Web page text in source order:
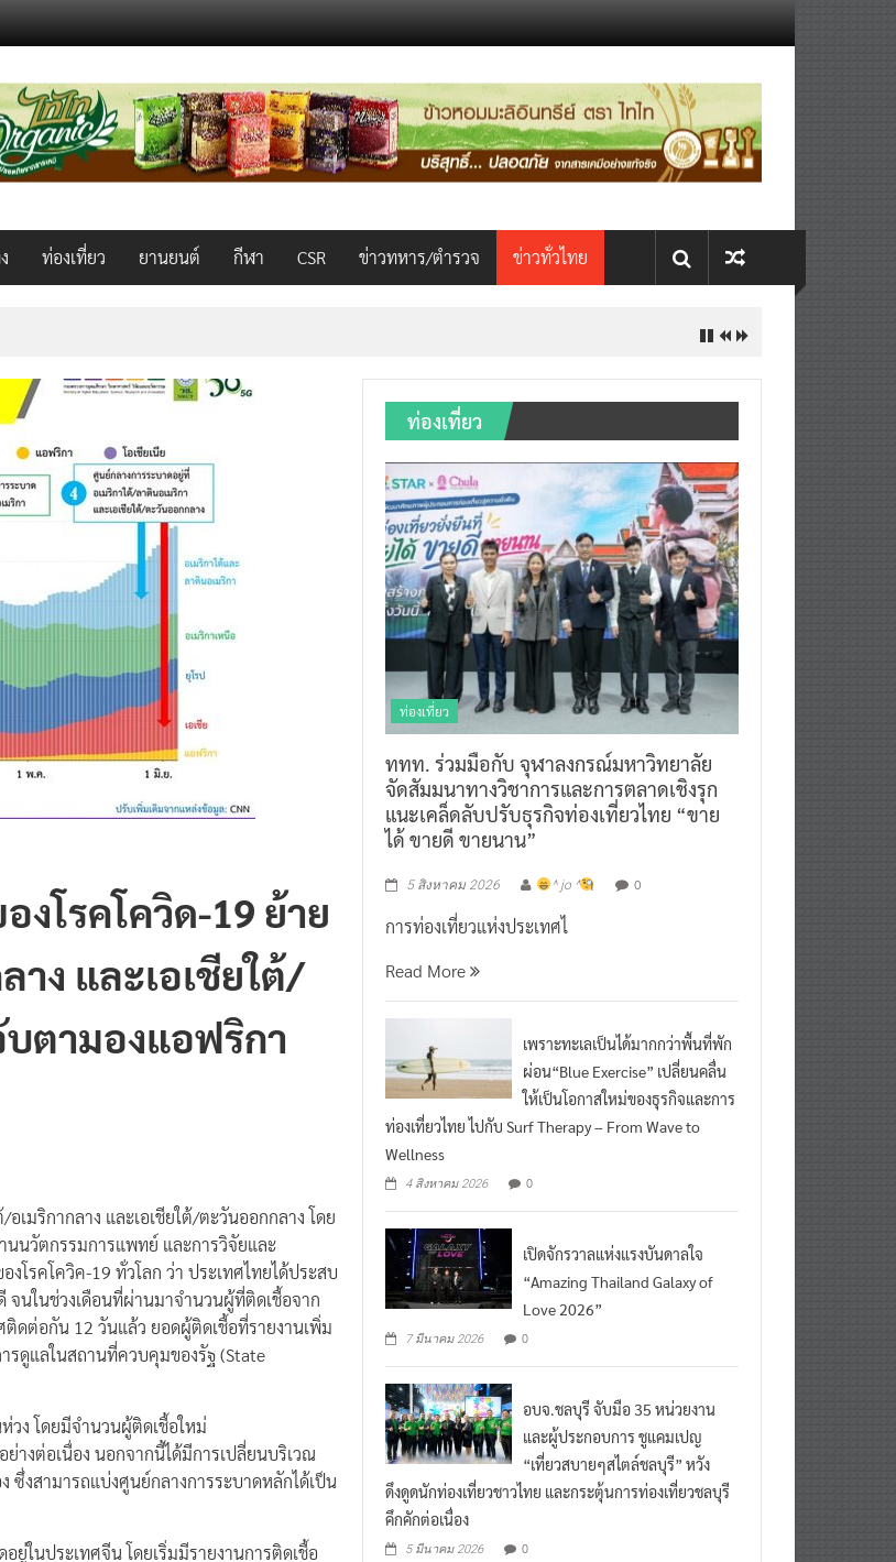
ท่องเที่ยว ยานยนต์ กีฬา CSR ข่าวทหาร/ตำรวจ ข่าวทั่วไทย
งโรคโควิด-19 ย้าย
าง และเอเชียใต้/
ตามองแอฟริกา
เมริกากลาง และเอเชียใต้/ตะวันออกกลาง โดย
นวัตกรรมการแพทย์ และการวิจัยและ
โรคโควิค-19 ทั่วโลก ว่า ประเทศไทยได้ประสบ
จนในช่วงเดือนที่ผ่านมาจำนวนผู้ที่ติดเชื้อจาก
ติดต่อกัน 12 วันแล้ว ยอดผู้ติดเชื้อที่รายงานเพิ่ม
รดูแลในสถานที่ควบคุมของรัฐ (State
วง โดยมีจำนวนผู้ติดเชื้อใหม่
างต่อเนื่อง นอกจากนี้ได้มีการเปลี่ยนบริเวณ
ซึ่งสามารถแบ่งศูนย์กลางการระบาดหลักได้เป็น
ในประเทศจีน โดยเริ่มมีรายงานการติดเชื้อ
ท่องเที่ยว
ท่องเที่ยว
ททท. ร่วมมือกับ จุฬาลงกรณ์มหาวิทยาลัย
จัดสัมมนาทางวิชาการและการตลาดเชิงรุก
แนะเคล็ดลับปรับธุรกิจท่องเที่ยวไทย “ขาย
ได้ ขายดี ขายนาน”
5 สิงหาคม 2026 ^ jo ^ 0
การท่องเที่ยวแห่งประเทศไ
Read More
เพราะทะเลเป็นได้มากกว่าพื้นที่พัก
ผ่อน“Blue Exercise” เปลี่ยนคลื่น
ให้เป็นโอกาสใหม่ของธุรกิจและการ
ท่องเที่ยวไทย ไปกับ Surf Therapy – From Wave to
Wellness
4 สิงหาคม 2026 0
เปิดจักรวาลแห่งแรงบันดาลใจ
“Amazing Thailand Galaxy of
Love 2026”
7 มีนาคม 2026 0
อบจ.ชลบุรี จับมือ 35 หน่วยงาน
และผู้ประกอบการ ชูแคมเปญ
“เที่ยวสบายๆสไตล์ชลบุรี” หวัง
ดึงดูดนักท่องเที่ยวชาวไทย และกระตุ้นการท่องเที่ยวชลบุรี
คึกคักต่อเนื่อง
5 มีนาคม 2026 0